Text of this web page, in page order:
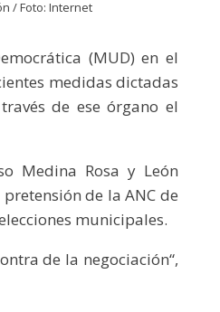
/ Foto: Internet
(MUD) en el
medidas dictadas
de ese órgano el
Medina Rosa y León
de la ANC de
municipales.
de la negociación“,